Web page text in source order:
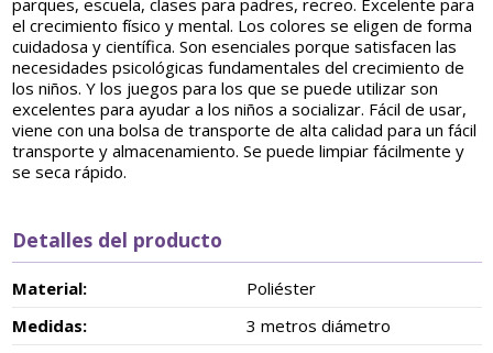
parques, escuela, clases para padres, recreo. Excelente para
el crecimiento físico y mental. Los colores se eligen de forma
cuidadosa y científica. Son esenciales porque satisfacen las
necesidades psicológicas fundamentales del crecimiento de
los niños. Y los juegos para los que se puede utilizar son
excelentes para ayudar a los niños a socializar. Fácil de usar,
viene con una bolsa de transporte de alta calidad para un fácil
transporte y almacenamiento. Se puede limpiar fácilmente y
se seca rápido.
Detalles del producto
Material:
Poliéster
Medidas:
3 metros diámetro